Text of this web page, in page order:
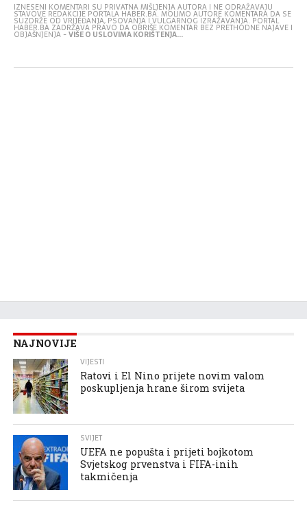
IZNESENI KOMENTARI SU PRIVATNA MIŠLJENJA AUTORA I NE ODRAŽAVAJU
STAVOVE REDAKCIJE PORTALA HABER.BA. MOLIMO AUTORE KOMENTARA DA SE
SUZDRŽE OD VRIJEĐANJA, PSOVANJA I VULGARNOG IZRAŽAVANJA. PORTAL
HABER.BA ZADRŽAVA PRAVO DA OBRIŠE KOMENTAR BEZ PRETHODNE NAJAVE I
OBJAŠNJENJA -VIŠE O USLOVIMA KORIŠTENJA...
NAJNOVIJE
VIJESTI
Ratovi i El Nino prijete novim valom
poskupljenja hrane širom svijeta
SVIJET
UEFA ne popušta i prijeti bojkotom
Svjetskog prvenstva i FIFA-inih
takmičenja